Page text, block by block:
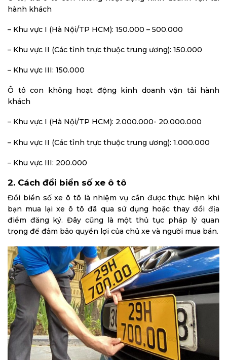
hành khách
– Khu vực I (Hà Nội/TP HCM): 150.000 – 500.000
– Khu vực II (Các tỉnh trực thuộc trung ương): 150.000
– Khu vực III: 150.000
Ô tô con không hoạt động kinh doanh vận tải hành
khách
– Khu vực I (Hà Nội/TP HCM): 2.000.000- 20.000.000
– Khu vực II (Các tỉnh trực thuộc trung ương): 1.000.000
– Khu vực III: 200.000
2. Cách đổi biển số xe ô tô
Đổi biển số xe ô tô là nhiệm vụ cần được thực hiện khi
bạn mua lại xe ô tô đã qua sử dụng hoặc thay đổi địa
điểm đăng ký. Đây cũng là một thủ tục pháp lý quan
trọng để đảm bảo quyền lợi của chủ xe và người mua bán.